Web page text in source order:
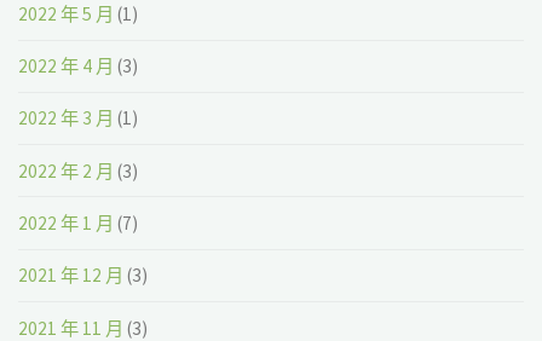
2022 年 5 月 (1)
2022 年 4 月 (3)
2022 年 3 月 (1)
2022 年 2 月 (3)
2022 年 1 月 (7)
2021 年 12 月 (3)
2021 年 11 月 (3)